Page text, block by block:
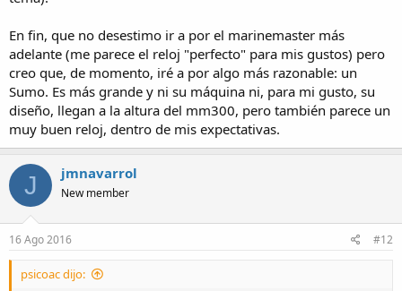
En fin, que no desestimo ir a por el marinemaster más
adelante (me parece el reloj "perfecto" para mis gustos) pero
creo que, de momento, iré a por algo más razonable: un
Sumo. Es más grande y ni su máquina ni, para mi gusto, su
diseño, llegan a la altura del mm300, pero también parece un
muy buen reloj, dentro de mis expectativas.
J jmnavarrol
New member
16 Ago 2016 #12
psicoac dijo: